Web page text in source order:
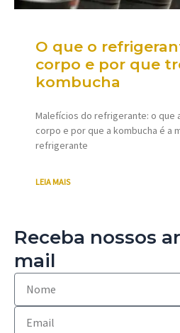
O que o
corpo e por que
kombucha
Malefícios do refrigerante: o que
corpo e por que a kombucha é a
refrigerante
LEIA MAIS
Receba nossos
mail